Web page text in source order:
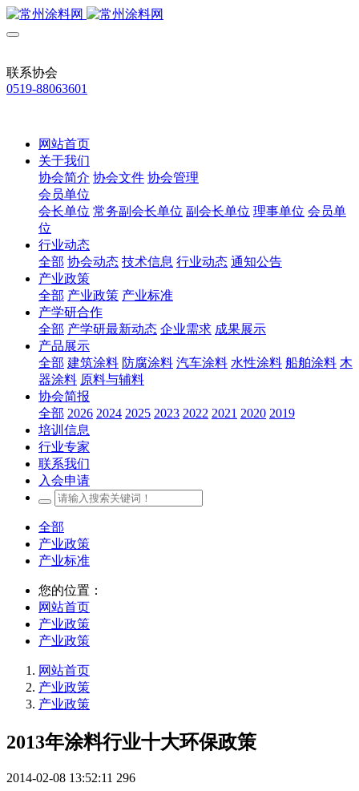
联系协会
0519-88063601
网站首页
关于我们
协会简介 协会文件 协会管理
会员单位
会长单位 常务副会长单位 副会长单位 理事单位 会员单
位
行业动态
全部 协会动态 技术信息 行业动态 通知公告
产业政策
全部 产业政策 产业标准
产学研合作
全部 产学研最新动态 企业需求 成果展示
产品展示
全部 建筑涂料 防腐涂料 汽车涂料 水性涂料 船舶涂料 木
器涂料 原料与辅料
协会简报
全部 2026 2024 2025 2023 2022 2021 2020 2019
培训信息
行业专家
联系我们
入会申请
全部
产业政策
产业标准
您的位置：
网站首页
产业政策
产业政策
网站首页
产业政策
产业政策
2013年涂料行业十大环保政策
2014-02-08 13:52:11 296